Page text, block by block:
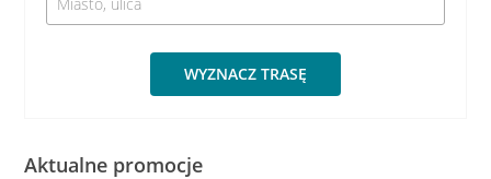
WYZNACZ TRASĘ
Aktualne promocje